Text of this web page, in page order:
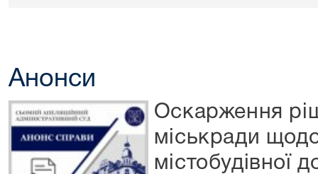
Анонси
Оскарження
міськради
містобудівної